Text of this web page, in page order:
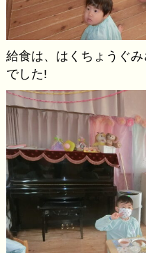
給食は、はくちょうぐ
でした!